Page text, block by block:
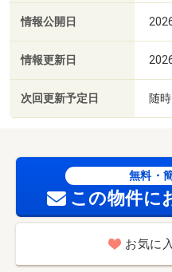
情報公開日
情報更新日
次回更新予定日 随時
無料・
この物件に
お気に